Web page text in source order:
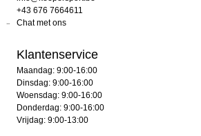
+43 676 7664611
Chat met ons
Klantenservice
Maandag: 9:00-16:00
Dinsdag: 9:00-16:00
Woensdag: 9:00-16:00
Donderdag: 9:00-16:00
Vrijdag: 9:00-13:00